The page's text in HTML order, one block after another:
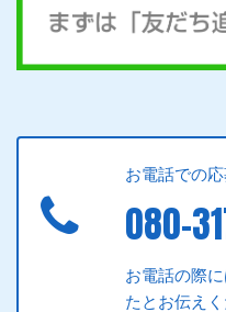
お電話での
080-
お電話の際
たとお伝え